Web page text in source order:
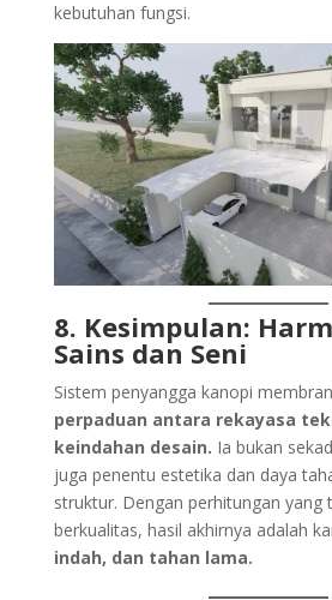
kebutuhan fungsi.
8. Kesimpulan:
Sains dan Seni
Sistem penyangga kanopi
perpaduan antara rekayasa
keindahan desain. Ia bukan
juga penentu estetika dan daya
struktur. Dengan perhitungan yang
berkualitas, hasil akhirnya adalah
indah, dan tahan lama.